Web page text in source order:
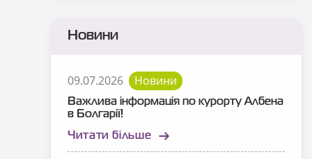
Новини
09.07.2026 Новини
Важлива інформація по курорту Албена
в Болгарії!
Читати більше